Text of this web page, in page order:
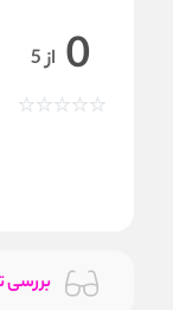
0 از 5